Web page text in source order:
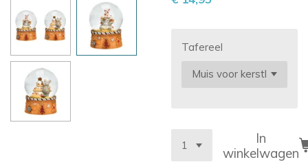
Tafereel
In
winkelwagen